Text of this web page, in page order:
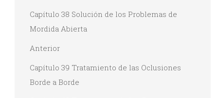
Capítulo 38 Solución de los Problemas de
Mordida Abierta
Anterior
Capítulo 39 Tratamiento de las Oclusiones
Borde a Borde